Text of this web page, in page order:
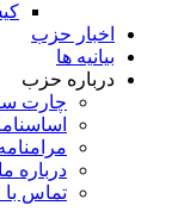
اخبار حزب
بیانیه ها
درباره حزب
چارت
درباره ما
تماس با